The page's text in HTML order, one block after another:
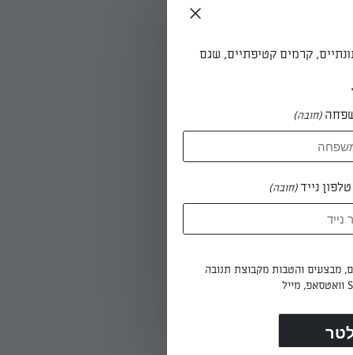
את
קרמים קטיפתיים, שגם
(חובה)
נייד(חובה)
מבצעים והטבות מקבוצת תנובה